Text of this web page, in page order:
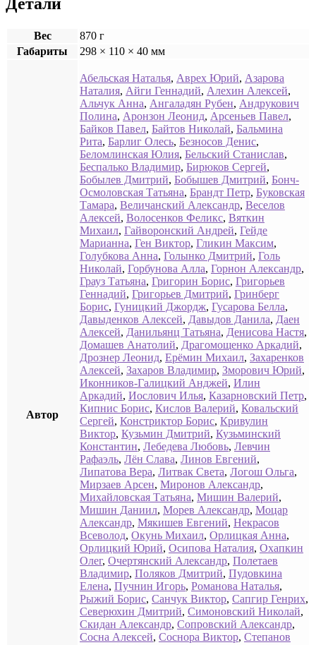
Вес
870 г
Габариты
298 × 110 × 40 мм
Автор
Абельская Наталья, Аврех Юрий, Азарова
Наталия, Айги Геннадий, Алехин Алексей,
Альчук Анна, Ангаладян Рубен, Андрукович
Полина, Аронзон Леонид, Арсеньев Павел,
Байков Павел, Байтов Николай, Бальмина
Рита, Барлиг Олесь, Безносов Денис,
Беломлинская Юлия, Бельский Станислав,
Беспалько Владимир, Бирюков Сергей,
Бобылев Дмитрий, Бобышев Дмитрий, Бонч-
Осмоловская Татьяна, Брандт Петр, Буковская
Тамара, Величанский Александр, Веселов
Алексей, Волосенков Феликс, Вяткин
Михаил, Гайворонский Андрей, Гейде
Марианна, Ген Виктор, Гликин Максим,
Голубкова Анна, Голынко Дмитрий, Голь
Николай, Горбунова Алла, Горнон Александр,
Грауз Татьяна, Григорин Борис, Григорьев
Геннадий, Григорьев Дмитрий, Гринберг
Борис, Гуницкий Джордж, Гусарова Белла,
Давыденков Алексей, Давыдов Данила, Даен
Алексей, Данильянц Татьяна, Денисова Настя,
Домашев Анатолий, Драгомощенко Аркадий,
Дрознер Леонид, Ерёмин Михаил, Захаренков
Алексей, Захаров Владимир, Зморович Юрий,
Иконников-Галицкий Анджей, Илин
Аркадий, Иослович Илья, Казарновский Петр,
Кипнис Борис, Кислов Валерий, Ковальский
Сергей, Констриктор Борис, Кривулин
Виктор, Кузьмин Дмитрий, Кузьминский
Константин, Лебедева Любовь, Левчин
Рафаэль, Лён Слава, Линов Евгений,
Липатова Вера, Литвак Света, Логош Ольга,
Мирзаев Арсен, Миронов Александр,
Михайловская Татьяна, Мишин Валерий,
Мишин Даниил, Морев Александр, Моцар
Александр, Мякишев Евгений, Некрасов
Всеволод, Окунь Михаил, Орлицкая Анна,
Орлицкий Юрий, Осипова Наталия, Охапкин
Олег, Очертянский Александр, Полетаев
Владимир, Поляков Дмитрий, Пудовкина
Елена, Пучнин Игорь, Романова Наталья,
Рыжий Борис, Санчук Виктор, Сапгир Генрих,
Северюхин Дмитрий, Симоновский Николай,
Скидан Александр, Сопровский Александр,
Сосна Алексей, Соснора Виктор, Степанов